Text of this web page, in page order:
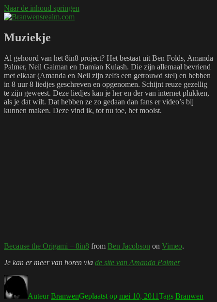
Naar de inhoud springen
Muziekje
Al gehoord van het 8in8 project? Het bestaat uit Ben Folds, Amanda
Palmer, Neil Gaiman en Damian Kulash. Die zijn allemaal bevriend
met elkaar (Amanda en Neil zijn zelfs een getrouwd stel) en hebben
in 8 uur 8 liedjes geschreven en opgenomen. Schijnt reuze gezellig
te zijn geweest. Deze liedjes kan je her en der van internet plukken,
als je dat wilt. Dat hebben ze zo gedaan dan fans er video’s bij
kunnen maken. Deze vind ik, tot nu toe, het mooist.
Because the Origami – 8in8 from Ben Jacobson on Vimeo.
Je kan er meer van horen via de site van Amanda Palmer
AuteurBranwenGeplaatst op mei 10, 2011Tags Branwen